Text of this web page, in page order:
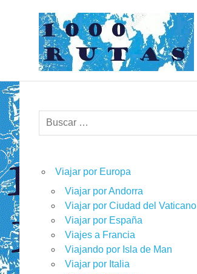
contenido
ruedas
Buscar:
Viajar por Europa
Viajar por Andorra
Viajar por Ciudad del Vaticano
Viajar por España
Viajes a Francia
Viajando por Isla de Man
Viajar por Italia